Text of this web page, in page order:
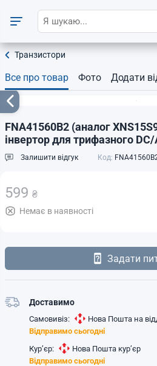
Транзистори
Все про товар Фото Додати
FNA41560B2 (аналог
інвертор для трифазного
Залишити відгук Код:
599 ₴
Немає в наявності
Задати
Доставимо
Самовивіз:
Нова Пошта на
Відправимо сьогодні
Кур’єр:
Нова Пошта кур’єр
Відправимо сьогодні